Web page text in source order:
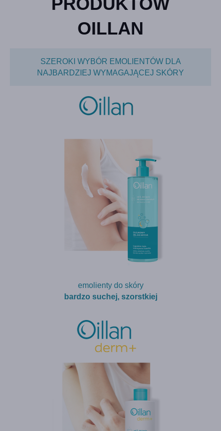
OILLAN
SZEROKI WYBÓR EMOLIENTÓW DLA
NAJBARDZIEJ WYMAGAJĄCEJ SKÓRY
emolienty do skóry
bardzo suchej, szorstkiej